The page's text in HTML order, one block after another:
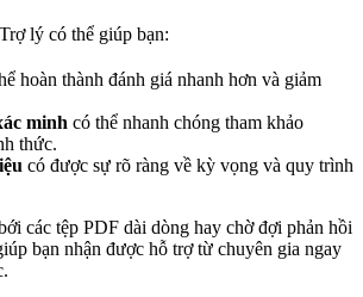
lý có thể giúp bạn:
hoàn thành đánh giá nhanh hơn và giảm
minh có thể nhanh chóng tham khảo
thức.
có được sự rõ ràng về kỳ vọng và quy trình
các tệp PDF dài dòng hay chờ đợi phản hồi
bạn nhận được hỗ trợ từ chuyên gia ngay